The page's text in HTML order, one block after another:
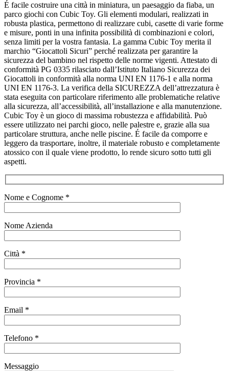
É facile costruire una città in miniatura, un paesaggio da fiaba, un
parco giochi con Cubic Toy. Gli elementi modulari, realizzati in
robusta plastica, permettono di realizzare cubi, casette di varie forme
e misure, ponti in una infinita possibilità di combinazioni e colori,
senza limiti per la vostra fantasia. La gamma Cubic Toy merita il
marchio “Giocattoli Sicuri” perché realizzata per garantire la
sicurezza del bambino nel rispetto delle norme vigenti. Attestato di
conformità PG 0335 rilasciato dall’Istituto Italiano Sicurezza dei
Giocattoli in conformità alla norma UNI EN 1176-1 e alla norma
UNI EN 1176-3. La verifica della SICUREZZA dell’attrezzatura è
stata eseguita con particolare riferimento alle problematiche relative
alla sicurezza, all’accessibilità, all’installazione e alla manutenzione.
Cubic Toy è un gioco di massima robustezza e affidabilità. Può
essere utilizzato nei parchi gioco, nelle palestre e, grazie alla sua
particolare struttura, anche nelle piscine. É facile da comporre e
leggero da trasportare, inoltre, il materiale robusto e completamente
atossico con il quale viene prodotto, lo rende sicuro sotto tutti gli
aspetti.
Nome e Cognome *
Nome Azienda
Città *
Provincia *
Email *
Telefono *
Messaggio